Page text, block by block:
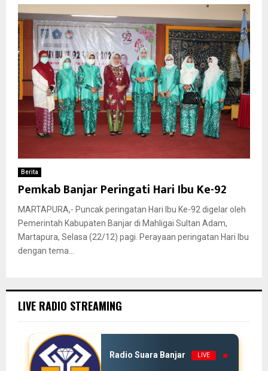
Berita
Pemkab Banjar Peringati Hari Ibu Ke-92
MARTAPURA,- Puncak peringatan Hari Ibu Ke-92 digelar oleh
Pemerintah Kabupaten Banjar di Mahligai Sultan Adam,
Martapura, Selasa (22/12) pagi. Perayaan peringatan Hari Ibu
dengan tema...
LIVE RADIO STREAMING
Radio Suara Banjar LIVE